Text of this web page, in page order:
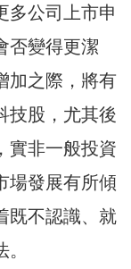
多公司上市申
否變得更潔
加之際，將有
技股，尤其後
實非一般投資
場發展有所傾
既不認識、就